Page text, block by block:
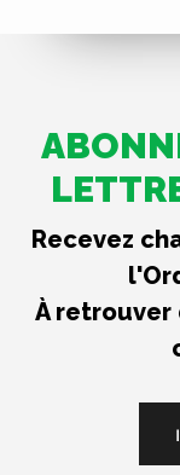
Recevez
À retrouver